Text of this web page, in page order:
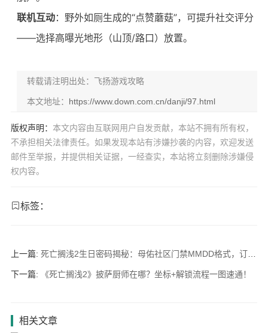
联机互动：野外如厕生成的“点赞蘑菇”，可提升社交评分
——选择高曝光地形（山顶/路口）放置。
转载请注明出处：飞扬游戏攻略
本文地址： https://www.down.com.cn/danji/97.html
版权声明： 本文内容由互联网用户自发贡献，本站不拥有所有权，
不承担相关法律责任。如果发现本站有涉嫌抄袭的内容，欢迎发送
邮件至举报，并提供相关证据，一经查实，本站将立刻删除涉嫌侵
权内容。
标签：
上一篇: 死亡搁浅2生日密码揭秘：母佑社区门禁MMDD格式，订单26必看解法
下一篇: 《死亡搁浅2》披萨厨师在哪？坐标+解锁流程一图速通！
相关文章